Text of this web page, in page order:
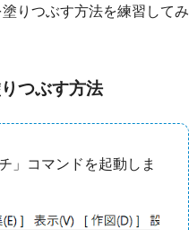
りつぶす方法を練習してみ
つぶす方法
」コマンドを起動しま